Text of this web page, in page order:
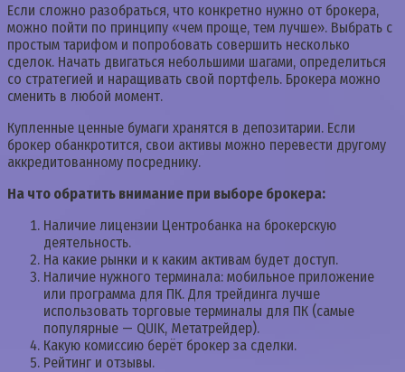
Если сложно разобраться, что конкретно нужно от брокера,
можно пойти по принципу «чем проще, тем лучше». Выбрать с
простым тарифом и попробовать совершить несколько
сделок. Начать двигаться небольшими шагами, определиться
со стратегией и наращивать свой портфель. Брокера можно
сменить в любой момент.
Купленные ценные бумаги хранятся в депозитарии. Если
брокер обанкротится, свои активы можно перевести другому
аккредитованному посреднику.
На что обратить внимание при выборе брокера:
Наличие лицензии Центробанка на брокерскую
деятельность.
На какие рынки и к каким активам будет доступ.
Наличие нужного терминала: мобильное приложение
или программа для ПК. Для трейдинга лучше
использовать торговые терминалы для ПК (самые
популярные — QUIK, Метатрейдер).
Какую комиссию берёт брокер за сделки.
Рейтинг и отзывы.